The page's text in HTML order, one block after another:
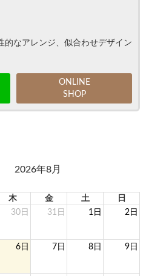
的なアレンジ、似合わせデザイン
ONLINE
SHOP
2026年8月
木 金 土
日
30日 31日 1日 2日
6日 7日 8日 9日